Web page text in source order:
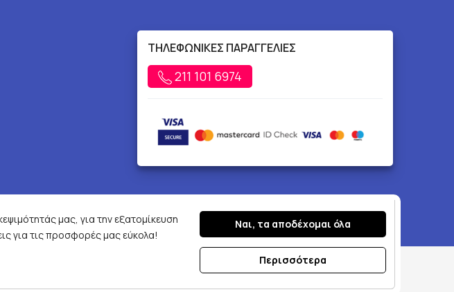
ΤΗΛΕΦΩΝΙΚΕΣ ΠΑΡΑΓΓΕΛΙΕΣ
211 101 6974
μας, για την εξατομίκευση
για τις προσφορές μας εύκολα!
Ναι, τα αποδέχομαι όλα
Περισσότερα